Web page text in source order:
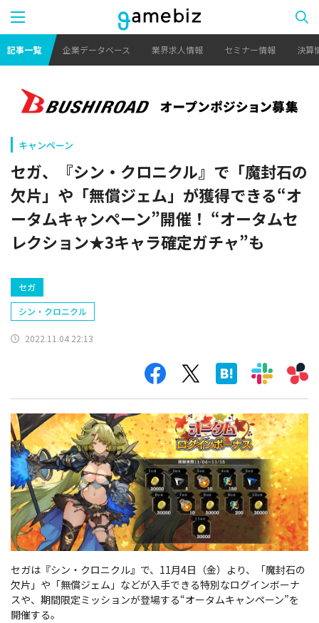
記事一覧 企業データベース 業界求人情報 セミナー情報 決算
キャンペーン
セガ、『シン・クロニクル』で「魔封石の
欠片」や「無償ジェム」が獲得できる“オ
ータムキャンペーン”開催！ “オータムセ
レクション★3キャラ確定ガチャ”も
セガ
シン・クロニクル
2022.11.04 22:13
セガは『シン・クロニクル』で、11月4日（金）より、「魔封石の
欠片」や「無償ジェム」などが入手できる特別なログインボーナ
スや、期間限定ミッションが登場する“オータムキャンペーン”を
開催する。